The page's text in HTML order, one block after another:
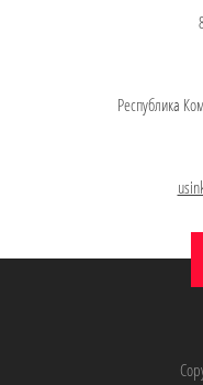
Республика